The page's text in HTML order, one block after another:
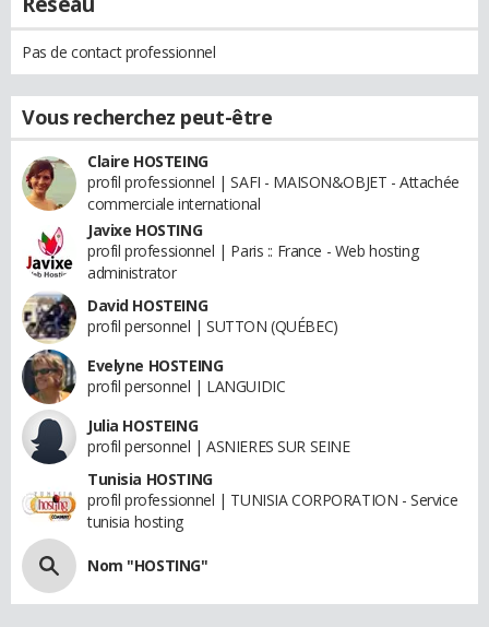
Pas de contact professionnel
Vous recherchez peut-être
Claire HOSTEING
profil professionnel | SAFI - MAISON&OBJET - Attachée
commerciale international
Javixe HOSTING
profil professionnel | Paris :: France - Web hosting
administrator
David HOSTEING
profil personnel | SUTTON (QUÉBEC)
Evelyne HOSTEING
profil personnel | LANGUIDIC
Julia HOSTEING
profil personnel | ASNIERES SUR SEINE
Tunisia HOSTING
profil professionnel | TUNISIA CORPORATION - Service
tunisia hosting
Nom "HOSTING"